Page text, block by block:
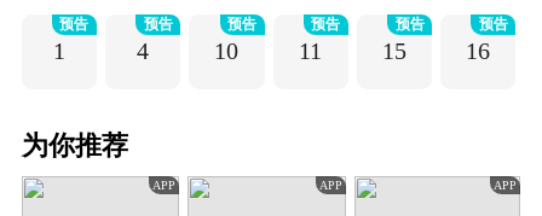
年里，林小纯和学长杨宇牵手，韩依彤学业有成
却面临单身危机，倪瑾尝试改变拜金的自己，陈
1
预告
4
预告
10
预告
11
预告
15
预告
16
预告
为你推荐
APP APP APP